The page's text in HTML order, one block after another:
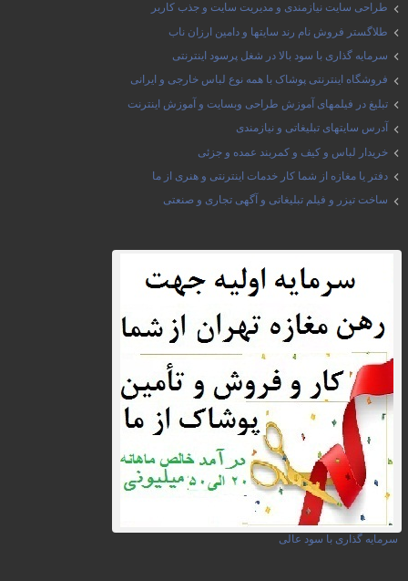
طراحی سایت نیازمندی و مدیریت سایت و جذب کاربر
طلاگستر فروش نام رند سایتها و دامین ارزان ناب
سرمایه گذاری با سود بالا در شغل پرسود اینترنتی
فروشگاه اینترنتی پوشاک با همه نوع لباس خارجی و ایرانی
تبلیغ در فیلمهای آموزش طراحی وبسایت و آموزش اینترنت
آدرس سایتهای تبلیغاتی و نیازمندی
خریدار لباس و کیف و کمربند عمده و جزئی
دفتر یا مغازه از شما کار خدمات اینترنتی و هنری از ما
ساخت تیزر و فیلم تبلیغاتی و آگهی تجاری و صنعتی
سرمایه گذاری با سود عالی